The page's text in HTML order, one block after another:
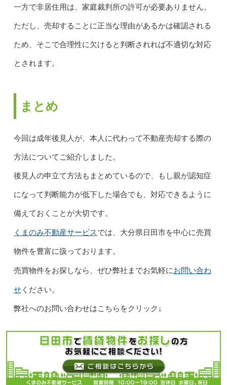
一方で非居住用は、家庭裁判所の許可が必要ありません。
ただし、売却することに正当な理由があるかは確認される
ため、そこで合理性に欠けると判断されれば不適切な対応
とされます。
まとめ
今回は成年後見人が、本人に代わって不動産売却する際の
方法についてご紹介しました。
後見人の申立て方法もまとめているので、もし親が認知症
になって判断能力が低下した場合でも、対応できるように
備えておくことが大切です。
くまのみ不動産サービスでは、大分県日田市を中心に売買
物件を豊富に扱っております。
売買物件をお探しなら、ぜひ弊社までお気軽にお問い合わ
せください。
弊社へのお問い合わせはこちらをクリック↓